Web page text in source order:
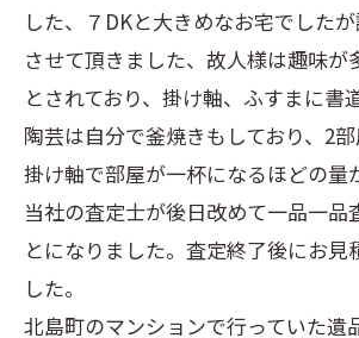
した、７DKと大きめなお宅でした
させて頂きました、故人様は趣味が
とされており、掛け軸、ふすまに書
陶芸は自分で釜焼きもしており、2部
掛け軸で部屋が一杯になるほどの量
当社の査定士が後日改めて一品一品
とになりました。査定終了後にお見
した。
北島町のマンションで行っていた遺